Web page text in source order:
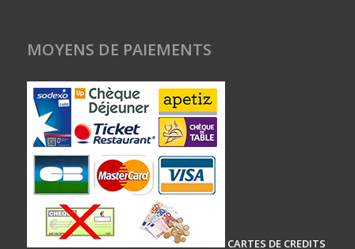
MOYENS DE PAIEMENTS
CARTES DE CREDITS